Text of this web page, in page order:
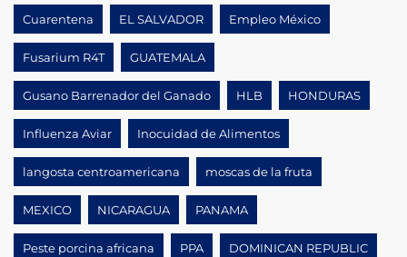
Cuarentena EL SALVADOR Empleo México
Fusarium R4T GUATEMALA
Gusano Barrenador del Ganado HLB HONDURAS
Influenza Aviar Inocuidad de Alimentos
langosta centroamericana moscas de la fruta
MEXICO NICARAGUA PANAMA
Peste porcina africana PPA DOMINICAN REPUBLIC